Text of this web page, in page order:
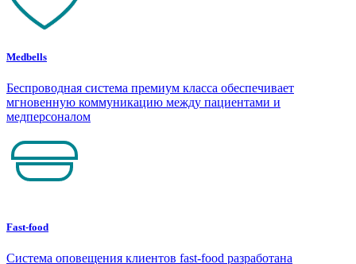
Medbells
Беспроводная система премиум класса обеспечивает
мгновенную коммуникацию между пациентами и
медперсоналом
Fast-food
Система оповещения клиентов fast-food разработана